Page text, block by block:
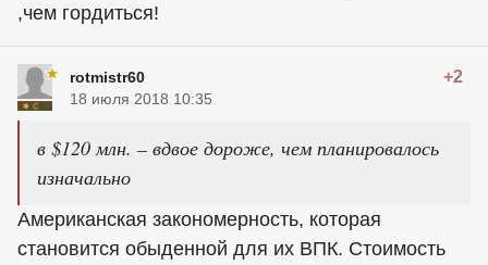
,чем гордиться!
rotmistr60 +2
18 июля 2018 10:35
в $120 млн. – вдвое дороже, чем планировалось
изначально
Американская закономерность, которая
становится обыденной для их ВПК. Стоимость